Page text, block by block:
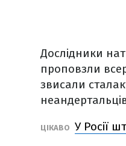
Дослідники
проповзли
звисали
ЦІКАВО У Росії